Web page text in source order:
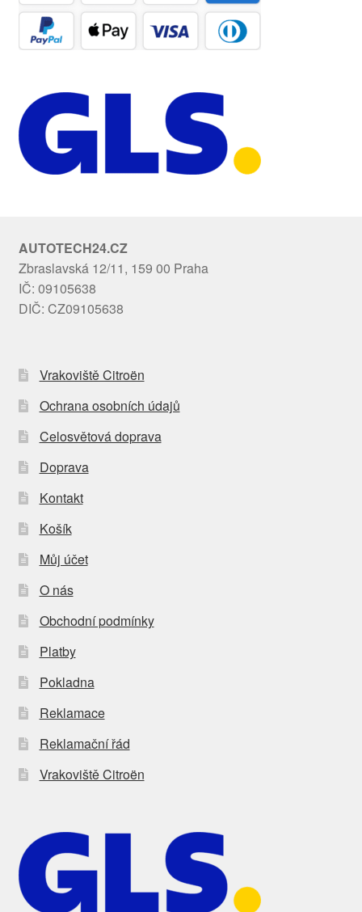
AUTOTECH24.CZ
Zbraslavská 12/11, 159 00 Praha
IČ: 09105638
DIČ: CZ09105638
Vrakoviště Citroën
Ochrana osobních údajů
Celosvětová doprava
Doprava
Kontakt
Košík
Můj účet
O nás
Obchodní podmínky
Platby
Pokladna
Reklamace
Reklamační řád
Vrakoviště Citroën